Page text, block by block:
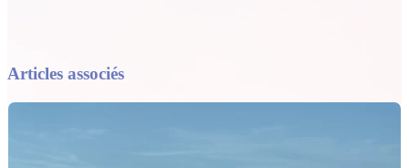
Articles associés